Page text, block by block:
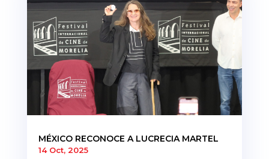
MÉXICO RECONOCE A LUCRECIA MARTEL
14 Oct, 2025